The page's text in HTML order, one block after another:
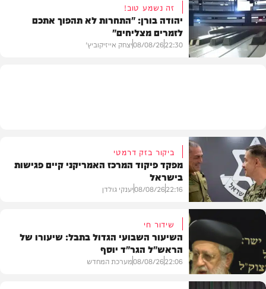
מדיני
זה נשמע טוב!
יהודה בורן: "התחרות לא תהפוך אתכם
לזמרים מצליחים"
22:30
08/08/26יצחק אייזיקוביץ'
חדשות
ביקור בזק דרמטי
מפקד פיקוד המרכז האמריקני קיים פגישות
בישראל
22:16
08/08/26יענקי גולדן
שידור חי
השיעור השבועי הגדול בתבל: שיעורו של
הראש"ל הגר"ד יוסף
22:06
08/08/26מערכת המחדש